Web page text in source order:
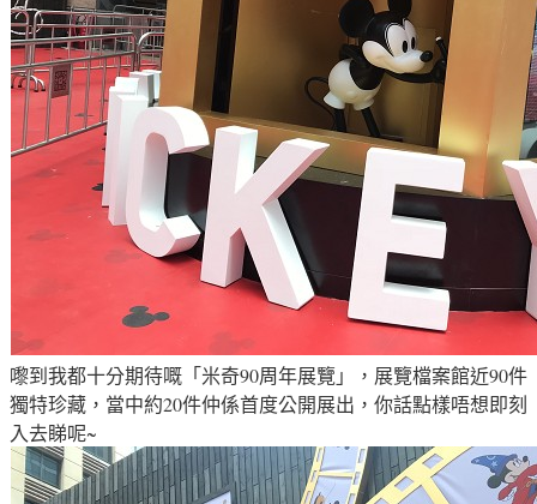
嚟到我都十分期待嘅「米奇90周年展覽」 ， 展覽檔案館近90件
獨特珍藏，當中約20件仲係首度公開展出 ，你話點樣唔想即刻
入去睇呢~